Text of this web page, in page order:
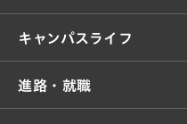
キャンパスライフ
進路・就職